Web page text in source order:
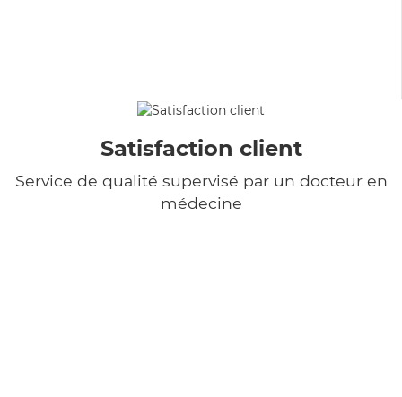
Satisfaction client
Service de qualité supervisé par un docteur en
médecine